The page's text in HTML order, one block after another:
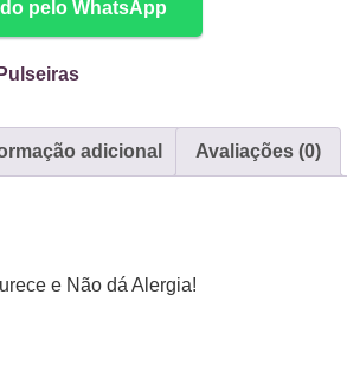
pelo WhatsApp
Pulseiras
adicional Avaliações (0)
e Não dá Alergia!